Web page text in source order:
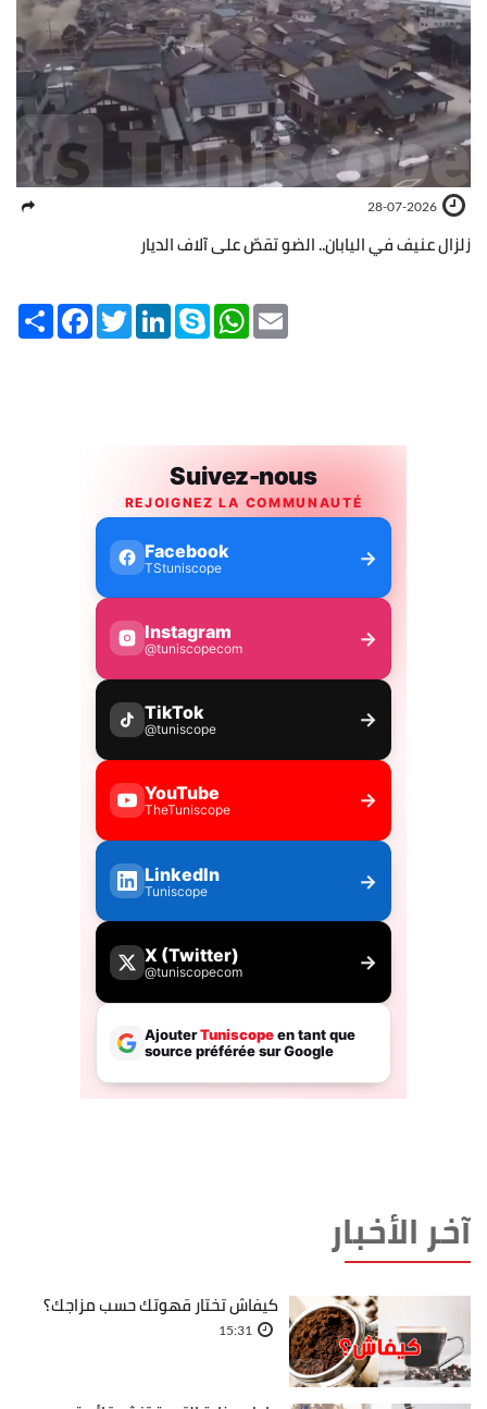
28-07-2026
زلزال عنيف في اليابان.. الضو تقصّ على آلاف الديار
Share FacebookTwitterLinkedInSkype WhatsApp
آخر الأخبار
كيفاش تختار قهوتك حسب مزاجك؟
15:31